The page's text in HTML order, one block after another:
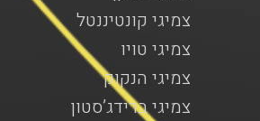
צמיגי קונטיננטל
צמיגי טויו
צמיגי הנקוק
צמיגי ברידג’סטון